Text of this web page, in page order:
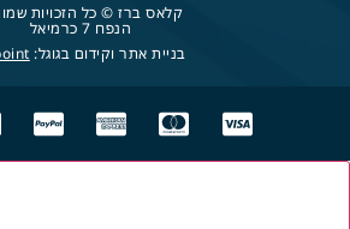
קלאס ברז © כל הזכויות
הנפח 7 כרמיאל
בניית אתר וקידום בגוגל: